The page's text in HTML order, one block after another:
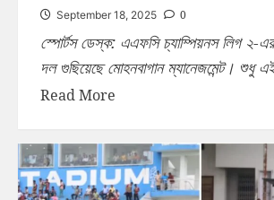
September 18, 2025 0
স্পোর্টস ডেস্ক: এএফসি চ্যাম্পিয়নস লিগ ২-
দল গুছিয়েছে মোহনবাগান ম্যানেজমেন্ট। শুধু এই
Read More